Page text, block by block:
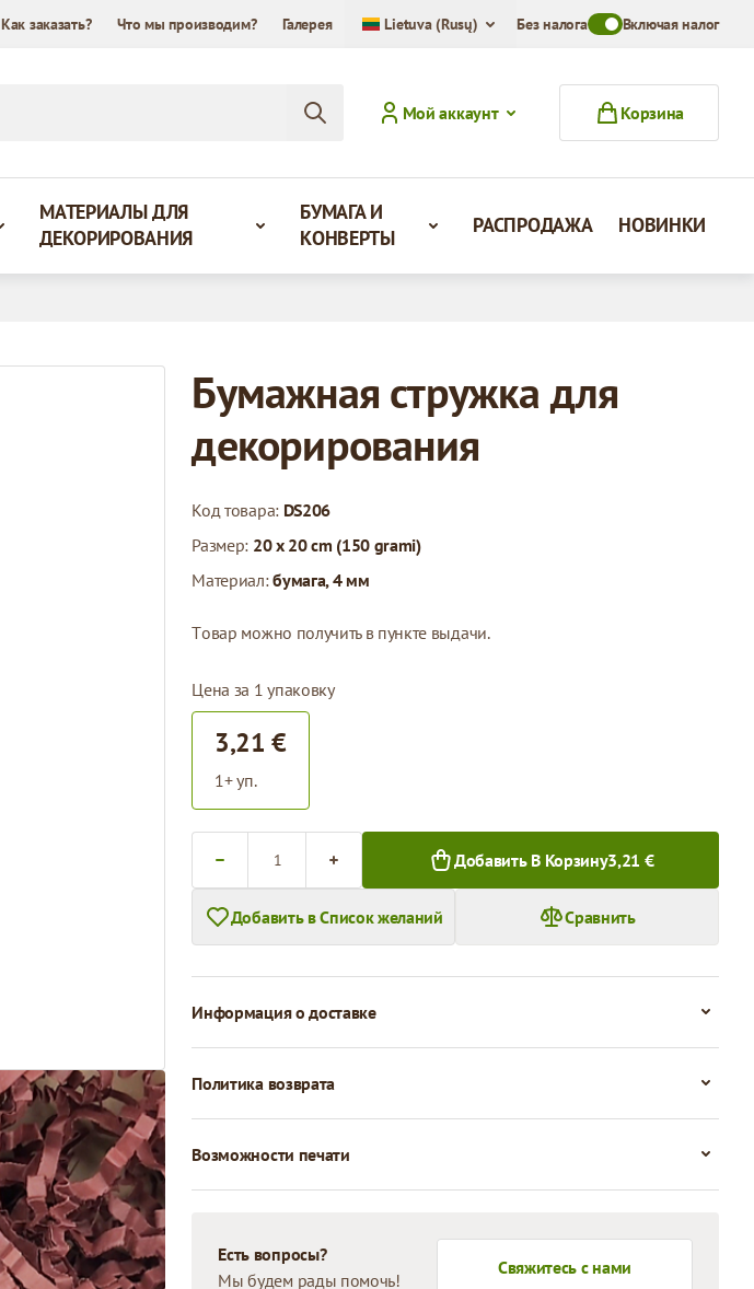
Как заказать? Что мы производим? Галерея Lietuva (Rusų) Без налогаToggle VAT Mode
Включая налог
Мой аккаунт Корзина
МАТЕРИАЛЫ ДЛЯ
ДЕКОРИРОВАНИЯ
БУМАГА И
КОНВЕРТЫ
РАСПРОДАЖА НОВИНКИ
Бумажная стружка для
декорирования
Код товара: DS206
Размер: 20 x 20 cm (150 grami)
Материал:бумага, 4 мм
Tовар можно получить в пункте выдачи.
Цена за 1 упаковку
3,21 €
1+ уп.
Добавить В Корзину3,21 €
Добавить в Список желаний Сравнить
Информация о доставке
Политика возврата
Возможности печати
Есть вопросы?
Мы будем рады помочь!
Свяжитесь с нами